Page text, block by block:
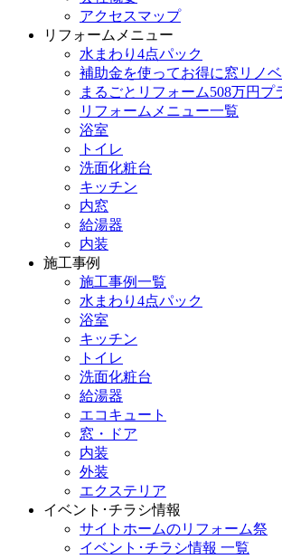
アクセスマップ
リフォームメニュー
水まわり4点パック
補助金を使ってお得に窓リノベ
まるごとリフォーム508万円プ
リフォームメニュー一覧
浴室
トイレ
洗面化粧台
キッチン
内窓
給湯器
内装
施工事例
施工事例一覧
水まわり4点パック
浴室
キッチン
トイレ
洗面化粧台
給湯器
エコキュート
窓・ドア
内装
外装
エクステリア
イベント･チラシ情報
サイトホームのリフォーム祭
イベント･チラシ情報 一覧